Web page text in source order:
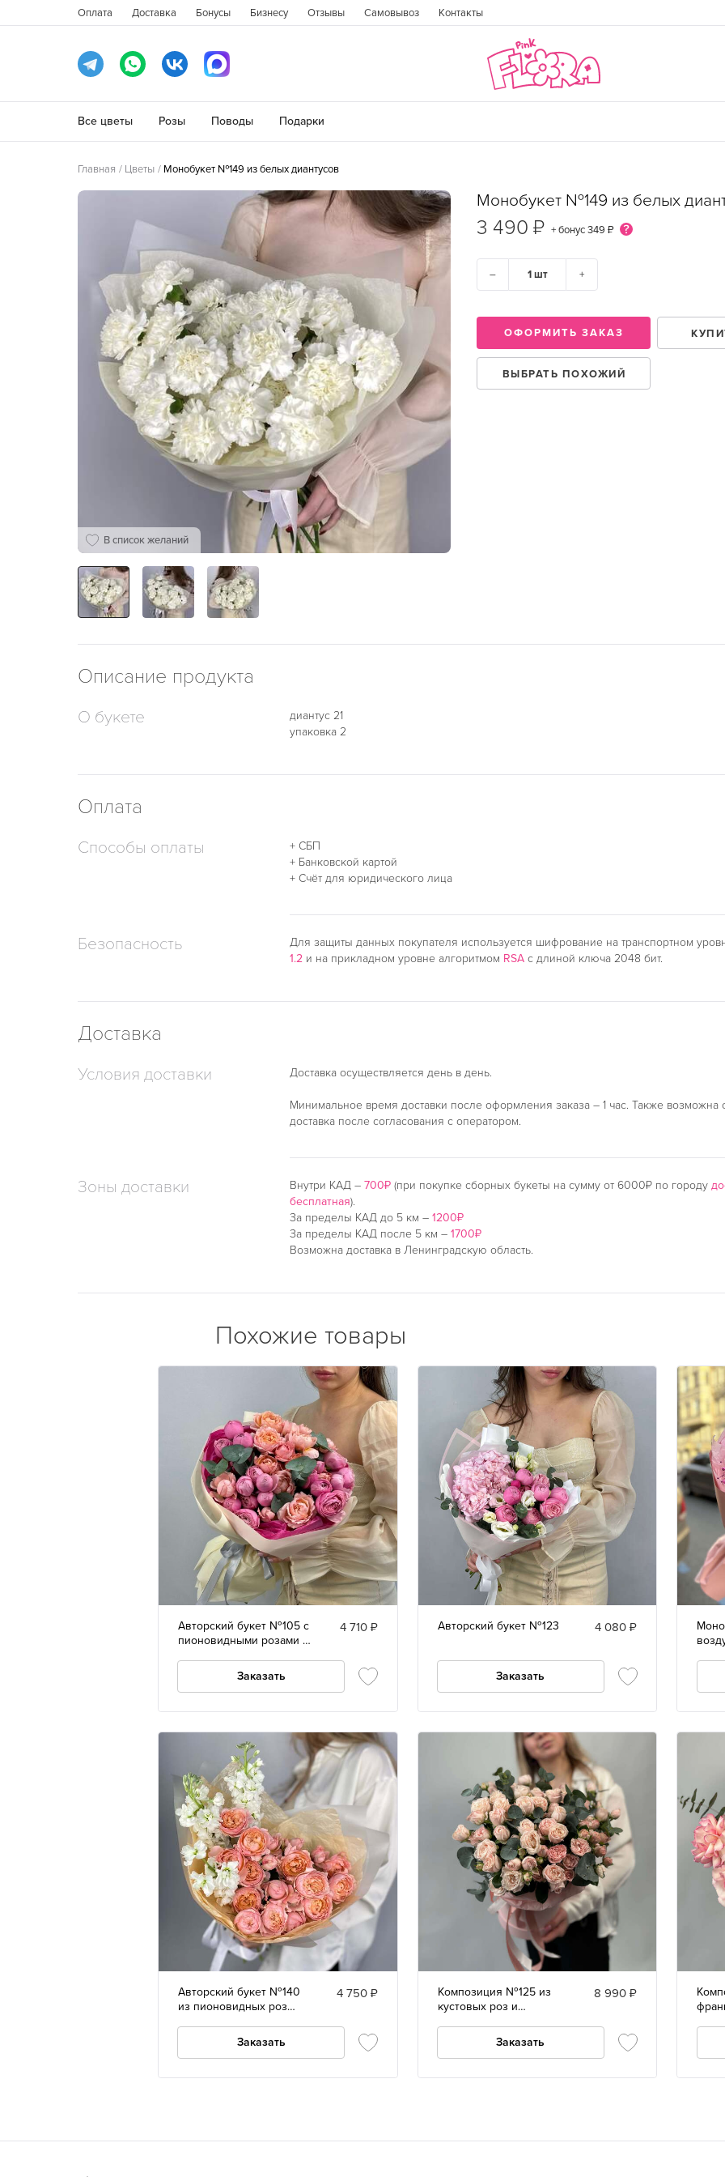
Оплата Доставка Бонусы Бизнесу Отзывы Самовывоз Контакты
Все цветы Розы Поводы Подарки
Главная Цветы Монобукет №149 из белых диантусов
В список желаний
Монобукет №149 из белых
3 490 ₽ + бонус349 ₽
– +
ГОРОД
ОФОРМИТЬ ЗАКАЗ
ВЫБРАТЬ ПОХОЖИЙ
Описание продукта
О букете
диантус 21
упаковка 2
Оплата
Способы оплаты
+ СБП
+ Банковской картой
+ Счёт для юридического лица
Безопасность Для защиты данных покупателя используется шифрование на транспортном
1.2 и на прикладном уровне алгоритмом RSA с длиной ключа 2048 бит.
Доставка
Условия доставки Доставка осуществляется день в день.
Минимальное время доставки после оформления заказа – 1 час. Также возможна
доставка после согласования с оператором.
Зоны доставки Внутри КАД – 700₽ (при покупке сборных букеты на сумму от 6000₽ по городу
бесплатная).
За пределы КАД до 5 км – 1200₽
За пределы КАД после 5 км – 1700₽
Возможна доставка в Ленинградскую область.
Похожие товары
Авторский букет №105 с
пионовидными розами и
4 710 ₽
Заказать
Авторский букет №123 4 080 ₽
Заказать
Авторский букет №140
из пионовидных роз
4 750 ₽
Заказать
Композиция №125 из
кустовых роз и
8 990 ₽
Заказать